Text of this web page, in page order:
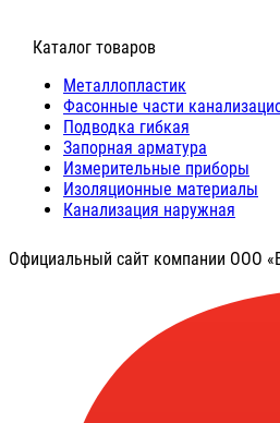
⠀Каталог товаров
Металлопластик
Фасонные части
Подводка гибкая
Запорная арматура
Измерительные приборы
Изоляционные материалы
Канализация наружная
Официальный сайт компании ООО